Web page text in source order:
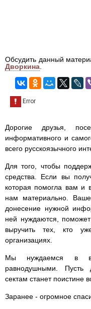
Обсудить данный
Дворкина
Дорогие друзья,
информативного и
всего русскоязычного
Для того, чтобы
средства. Если вы
которая помогла вам и
нам материально.
донесение нужной
ней нуждаются,
выручить тех, кто
организациях.
Мы нуждаемся в
равнодушными. Пусть
сектам станет поистине
Заранее - огромное